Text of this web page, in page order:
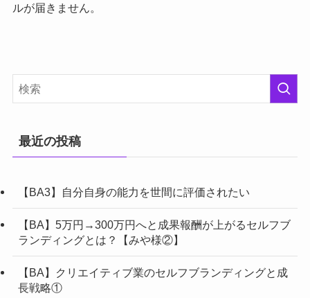
ルが届きません。
最近の投稿
【BA3】自分自身の能力を世間に評価されたい
【BA】5万円→300万円へと成果報酬が上がるセルフブ
ランディングとは？【みや様②】
【BA】クリエイティブ業のセルフブランディングと成
長戦略①